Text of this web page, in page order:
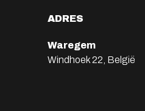
ADRES
Waregem
Windhoek 22, België